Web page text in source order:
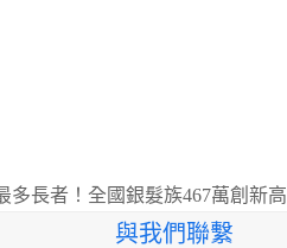
多長者！全國銀髮族467萬創新高
與我們聯繫